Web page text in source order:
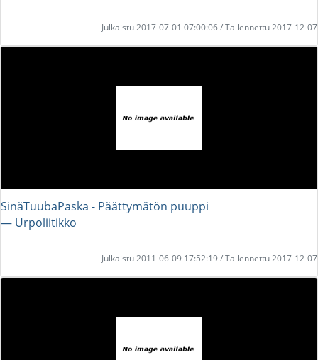
Julkaistu 2017-07-01 07:00:06 / Tallennettu 2017-12-07
SinäTuubaPaska - Päättymätön puuppi
― Urpoliitikko
Julkaistu 2011-06-09 17:52:19 / Tallennettu 2017-12-07